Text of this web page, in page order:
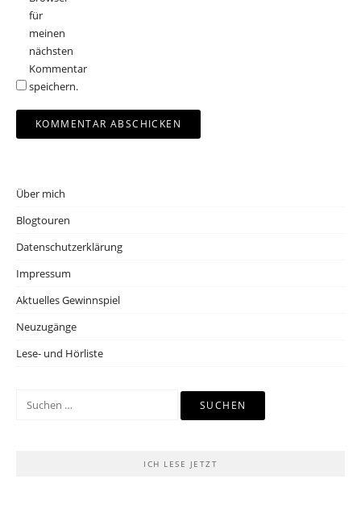
für
meinen
nächsten
Kommentar
speichern.
Über mich
Blogtouren
Datenschutzerklärung
Impressum
Aktuelles Gewinnspiel
Neuzugänge
Lese- und Hörliste
Suchen
ICH LESE JETZT